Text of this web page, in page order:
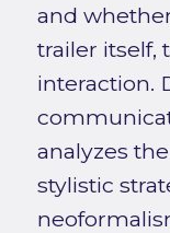
and
trailer itself,
interaction.
analyzes
stylistic